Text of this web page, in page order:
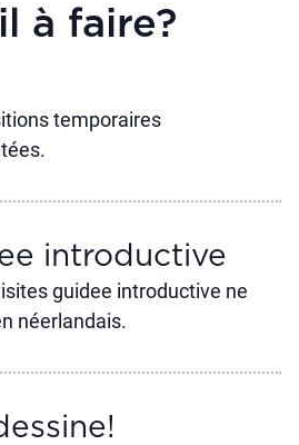
à faire?
temporaires
introductive
guidee introductive ne
néerlandais.